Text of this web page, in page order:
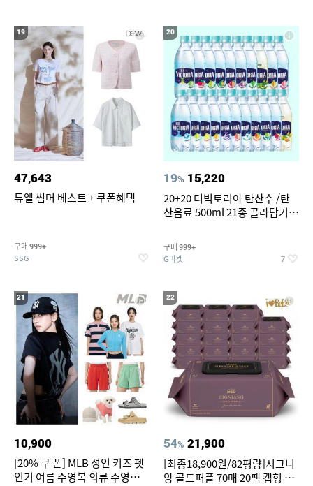
19
47,643
듀엘 썸머 베스트 + 쿠폰혜택
구매 999+
SSG
20
19% 15,220
20+20 더빅토리아 탄산수 /탄
산음료 500ml 21종 골라담기
구매 999+
G마켓 7
21
10,900
[20% 쿠 폰] MLB 성인 키즈 펫
인기 여름 수영복 의류 수영복
22
54% 21,900
[최종18,900원/82평량]시그니
앙 골드퍼플 70매 20팩 캡형 아